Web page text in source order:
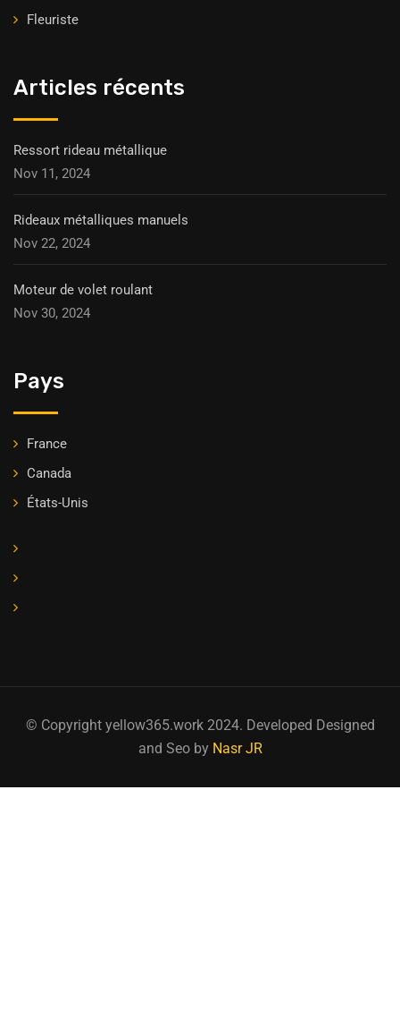
Fleuriste
Articles récents
Ressort rideau métallique
Nov 11, 2024
Rideaux métalliques manuels
Nov 22, 2024
Moteur de volet roulant
Nov 30, 2024
Pays
France
Canada
États-Unis
© Copyright yellow365.work 2024. Developed Designed
and Seo by Nasr JR